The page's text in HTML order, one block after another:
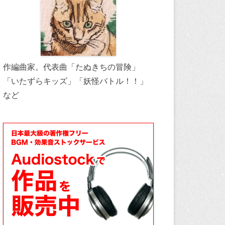
作編曲家。代表曲「たぬきちの冒険」
「いたずらキッズ」「妖怪バトル！！」
など